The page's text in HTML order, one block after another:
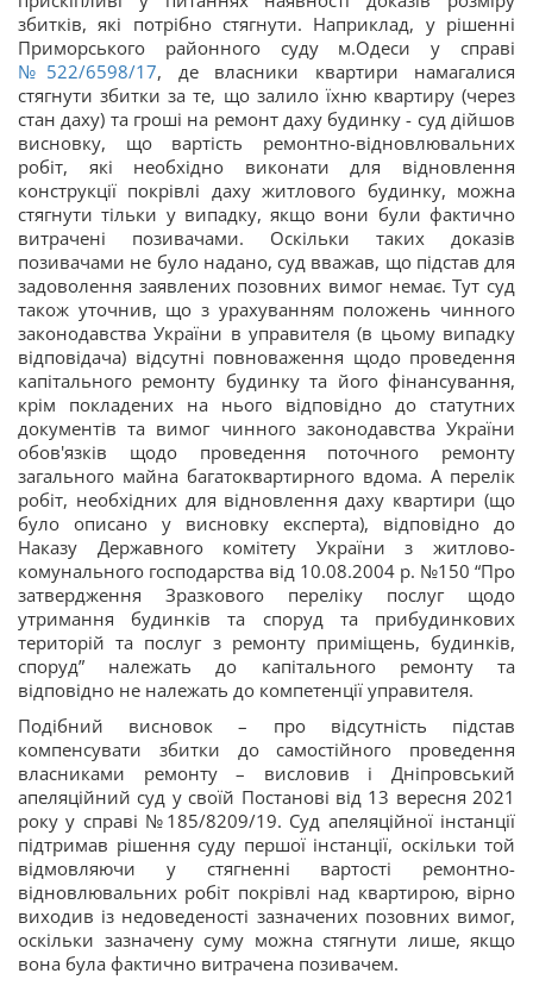
збитків, які потрібно стягнути. Наприклад, у рішенні
Приморського районного суду м.Одеси у справі
№522/6598/17, де власники квартири намагалися
стягнути збитки за те, що залило їхню квартиру (через
стан даху) та гроші на ремонт даху будинку - суд дійшов
висновку, що вартість ремонтно-відновлювальних
робіт, які необхідно виконати для відновлення
конструкції покрівлі даху житлового будинку, можна
стягнути тільки у випадку, якщо вони були фактично
витрачені позивачами. Оскільки таких доказів
позивачами не було надано, суд вважав, що підстав для
задоволення заявлених позовних вимог немає. Тут суд
також уточнив, що з урахуванням положень чинного
законодавства України в управителя (в цьому випадку
відповідача) відсутні повноваження щодо проведення
капітального ремонту будинку та його фінансування,
крім покладених на нього відповідно до статутних
документів та вимог чинного законодавства України
обов'язків щодо проведення поточного ремонту
загального майна багатоквартирного вдома. А перелік
робіт, необхідних для відновлення даху квартири (що
було описано у висновку експерта), відповідно до
Наказу Державного комітету України з житлово-
комунального господарства від 10.08.2004 р. №150 “Про
затвердження Зразкового переліку послуг щодо
утримання будинків та споруд та прибудинкових
територій та послуг з ремонту приміщень, будинків,
споруд” належать до капітального ремонту та
відповідно не належать до компетенції управителя.
Подібний висновок – про відсутність підстав
компенсувати збитки до самостійного проведення
власниками ремонту – висловив і Дніпровський
апеляційний суд у своїй Постанові від 13 вересня 2021
року у справі №185/8209/19. Суд апеляційної інстанції
підтримав рішення суду першої інстанції, оскільки той
відмовляючи у стягненні вартості ремонтно-
відновлювальних робіт покрівлі над квартирою, вірно
виходив із недоведеності зазначених позовних вимог,
оскільки зазначену суму можна стягнути лише, якщо
вона була фактично витрачена позивачем.